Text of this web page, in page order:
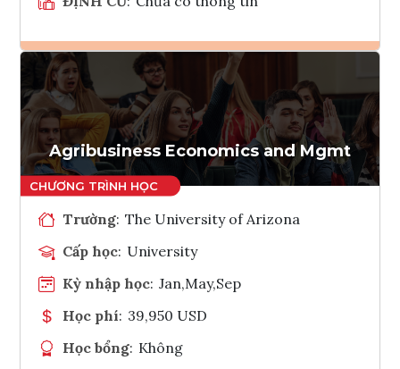
Ghi danh
Tham vấn Interlink
Agribusiness Economics and Mgmt
Trường: The University of Arizona
Cấp học: University
Kỳ nhập học: Jan,May,Sep
Học phí: 39,950 USD
Học bổng: Không